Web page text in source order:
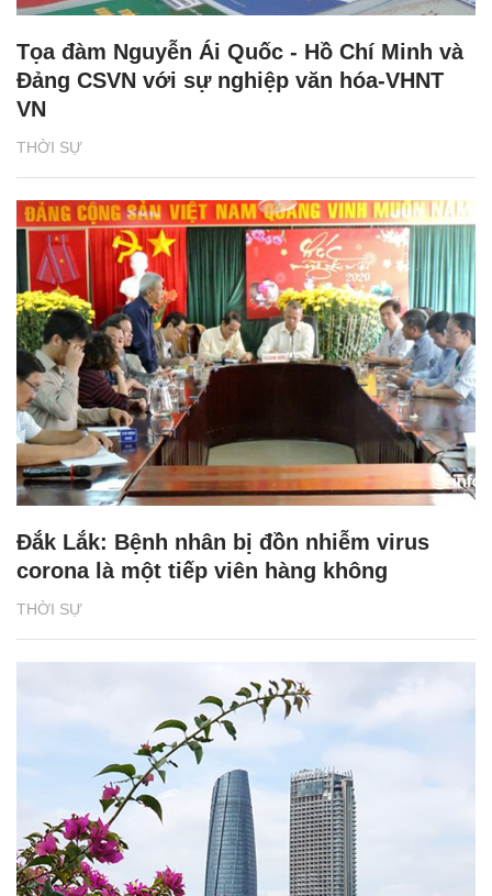
THỜI SỰ
Tọa đàm Nguyễn Ái Quốc - Hồ Chí Minh và
Đảng CSVN với sự nghiệp văn hóa-VHNT
VN
THỜI SỰ
Đắk Lắk: Bệnh nhân bị đồn nhiễm virus
corona là một tiếp viên hàng không